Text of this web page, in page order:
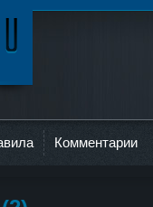
Комментарии